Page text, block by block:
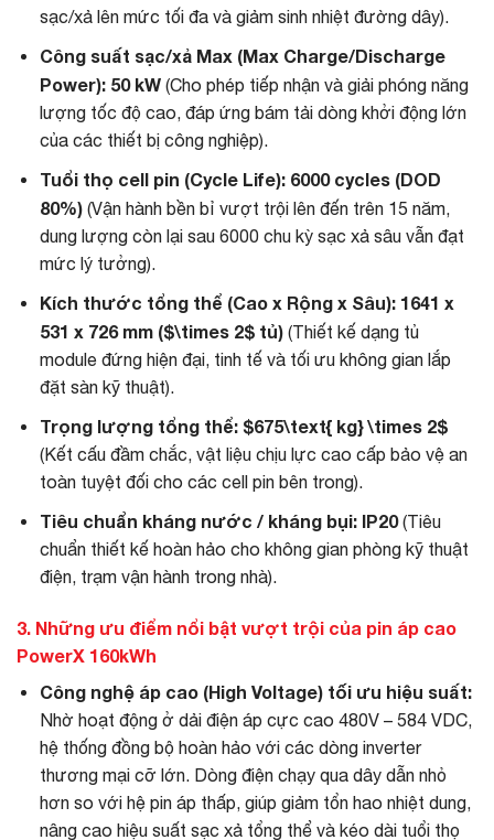
sạc/xả lên mức tối đa và giảm sinh nhiệt đường dây).
Công suất sạc/xả Max (Max Charge/Discharge
Power): 50 kW(Cho phép tiếp nhận và giải phóng năng
lượng tốc độ cao, đáp ứng bám tải dòng khởi động lớn
của các thiết bị công nghiệp).
Tuổi thọ cell pin (Cycle Life): 6000 cycles (DOD
80%)(Vận hành bền bỉ vượt trội lên đến trên 15 năm,
dung lượng còn lại sau 6000 chu kỳ sạc xả sâu vẫn đạt
mức lý tưởng).
Kích thước tổng thể (Cao x Rộng x Sâu): 1641 x
531 x 726 mm ($\times 2$tủ)(Thiết kế dạng tủ
module đứng hiện đại, tinh tế và tối ưu không gian lắp
đặt sàn kỹ thuật).
Trọng lượng tổng thể: $675\text{ kg} \times 2$
(Kết cấu đầm chắc, vật liệu chịu lực cao cấp bảo vệ an
toàn tuyệt đối cho các cell pin bên trong).
Tiêu chuẩn kháng nước / kháng bụi: IP20(Tiêu
chuẩn thiết kế hoàn hảo cho không gian phòng kỹ thuật
điện, trạm vận hành trong nhà).
3. Những ưu điểm nổi bật vượt trội của pin áp cao
PowerX 160kWh
Công nghệ áp cao (High Voltage) tối ưu hiệu suất:
Nhờ hoạt động ở dải điện áp cực cao 480V – 584 VDC,
hệ thống đồng bộ hoàn hảo với các dòng inverter
thương mại cỡ lớn. Dòng điện chạy qua dây dẫn nhỏ
hơn so với hệ pin áp thấp, giúp giảm tổn hao nhiệt dung,
nâng cao hiệu suất sạc xả tổng thể và kéo dài tuổi thọ